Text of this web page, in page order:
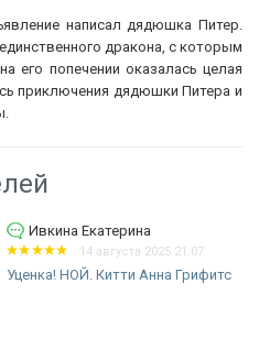
написал дядюшка Питер.
дракона, с которым
его попечении оказалась целая
приключения дядюшки Питера и
2025 21:07
Анна Грифитс